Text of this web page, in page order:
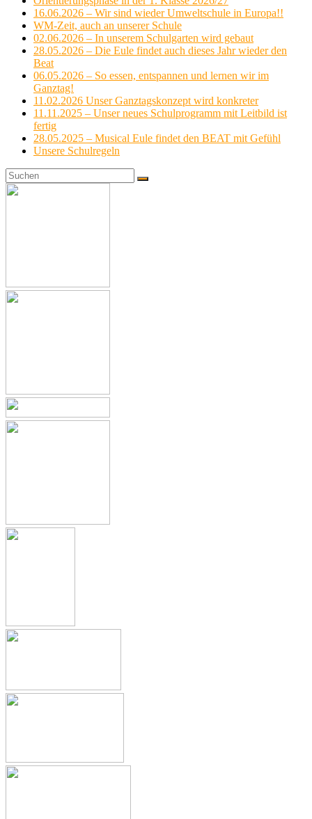
16.06.2026 – Wir sind wieder Umweltschule in Europa!!
WM-Zeit, auch an unserer Schule
02.06.2026 – In unserem Schulgarten wird gebaut
28.05.2026 – Die Eule findet auch dieses Jahr wieder den
Beat
06.05.2026 – So essen, entspannen und lernen wir im
Ganztag!
11.02.2026 Unser Ganztagskonzept wird konkreter
11.11.2025 – Unser neues Schulprogramm mit Leitbild ist
fertig
28.05.2025 – Musical Eule findet den BEAT mit Gefühl
Unsere Schulregeln